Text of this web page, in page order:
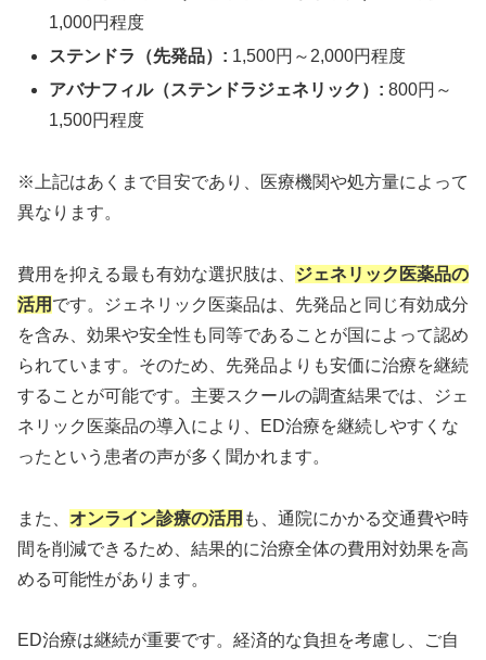
1,000円程度
ステンドラ（先発品）: 1,500円～2,000円程度
アバナフィル（ステンドラジェネリック）: 800円～
1,500円程度
※上記はあくまで目安であり、医療機関や処方量によって
異なります。
費用を抑える最も有効な選択肢は、 ジェネリック医薬品の
活用 です。ジェネリック医薬品は、先発品と同じ有効成分
を含み、効果や安全性も同等であることが国によって認め
られています。そのため、先発品よりも安価に治療を継続
することが可能です。主要スクールの調査結果では、ジェ
ネリック医薬品の導入により、ED治療を継続しやすくな
ったという患者の声が多く聞かれます。
また、 オンライン診療の活用 も、通院にかかる交通費や時
間を削減できるため、結果的に治療全体の費用対効果を高
める可能性があります。
ED治療は継続が重要です。経済的な負担を考慮し、ご自